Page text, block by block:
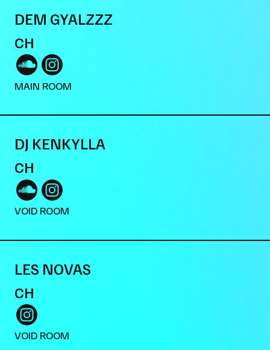
DEM GYALZZZ
CH
MAIN ROOM
DJ KENKYLLA
CH
VOID ROOM
LES NOVAS
CH
VOID ROOM